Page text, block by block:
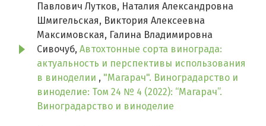
Павлович Лутков, Наталия Александровна
Шмигельская, Виктория Алексеевна
Максимовская, Галина Владимировна
Сивочуб, Автохтонные сорта винограда:
актуальность и перспективы использования
в виноделии , "Магарач". Виноградарство и
виноделие: Том 24 № 4 (2022): “Магарач”.
Виноградарство и виноделие